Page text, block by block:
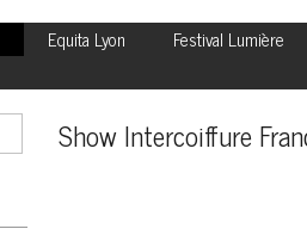
Equita Lyon Festival Lumière
Show Intercoiffure